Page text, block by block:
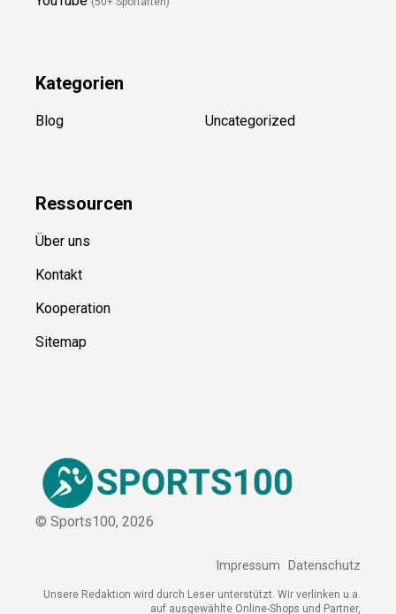
Kategorien
Blog Uncategorized
Ressourcen
Über uns
Kontakt
Kooperation
Sitemap
© Sports100, 2026
Impressum Datenschutz
Unsere Redaktion wird durch Leser unterstützt. Wir verlinken u.a.
auf ausgewählte Online-Shops und Partner,